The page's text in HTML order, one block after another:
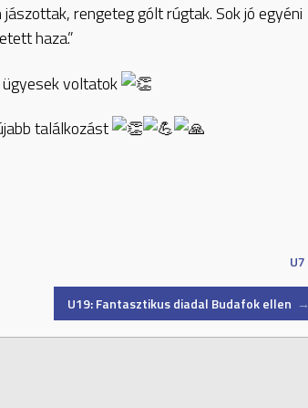
rengeteg gólt rúgtak. Sok jó egyéni
haza.”
voltatok
találkozást
U7
U19: Fantasztikus diadal Budafok ellen →